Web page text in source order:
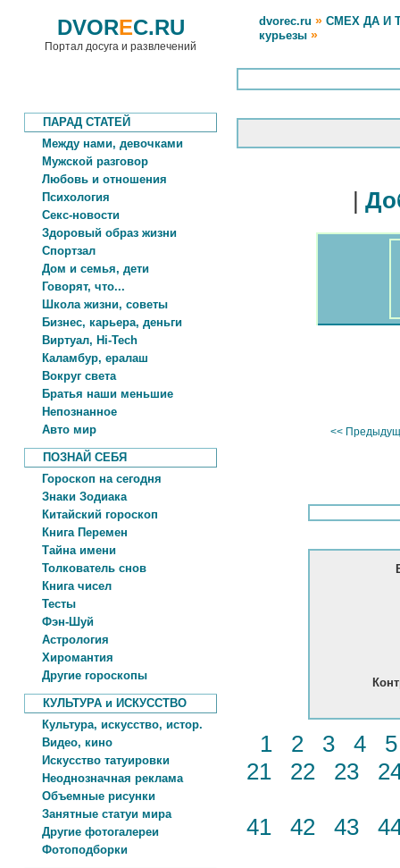
DVOREC.RU
Портал досуга и развлечений
dvorec.ru » СМЕХ ДА И
курьезы »
ПАРАД СТАТЕЙ
Между нами, девочками
Мужской разговор
Любовь и отношения
Психология
Секс-новости
Здоровый образ жизни
Спортзал
Дом и семья, дети
Говорят, что...
Школа жизни, советы
Бизнес, карьера, деньги
Виртуал, Hi-Tech
Каламбур, ералаш
Вокруг света
Братья наши меньшие
Непознанное
Авто мир
ПОЗНАЙ СЕБЯ
Гороскоп на сегодня
Знаки Зодиака
Китайский гороскоп
Книга Перемен
Тайна имени
Толкователь снов
Книга чисел
Тесты
Фэн-Шуй
Астрология
Хиромантия
Другие гороскопы
КУЛЬТУРА и ИСКУССТВО
Культура, искусство, истор.
Видео, кино
Искусство татуировки
Неоднозначная реклама
Объемные рисунки
Занятные статуи мира
Другие фотогалереи
Фотоподборки
|
<<
1 2 3 4
21
22 23
41 42 43